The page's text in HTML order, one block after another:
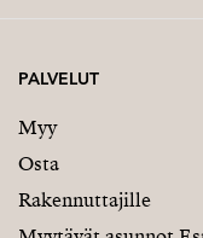
PALVELUT
Myy
Osta
Rakennuttajille